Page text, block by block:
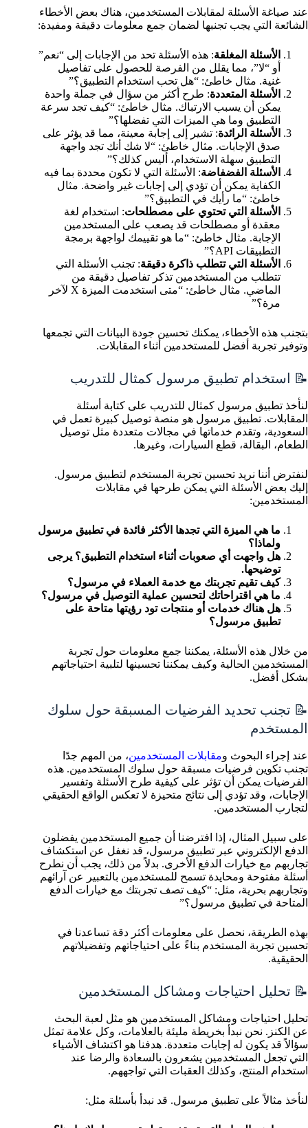
عند صياغة الأسئلة لمقابلات المستخدمين، هناك بعض الأخطاء
الشائعة التي يجب تجنبها لضمان جمع معلومات دقيقة ومفيدة:
الأسئلة المغلقة: هذه الأسئلة تحد من الإجابات إلى “نعم”
أو “لا”، مما يقلل من الفرصة للحصول على تفاصيل
غنية. مثال خاطئ: “هل تحب استخدام التطبيق؟”
الأسئلة المتعددة: طرح أكثر من سؤال في جملة واحدة
يمكن أن يسبب الارتباك. مثال خاطئ: “كيف تجد سرعة
التطبيق وما هي الميزات التي تفضلها؟”
الأسئلة الرائدة: تشير إلى إجابة معينة، مما قد يؤثر على
صدق الإجابات. مثال خاطئ: “لا شك أنك تجد واجهة
التطبيق سهلة الاستخدام، أليس كذلك؟”
الأسئلة الفضفاضة: الأسئلة التي لا تكون محددة بما فيه
الكفاية يمكن أن تؤدي إلى إجابات غير واضحة. مثال
خاطئ: “ما رأيك في التطبيق؟”
الأسئلة التي تحتوي على مصطلحات: استخدام لغة
معقدة أو مصطلحات قد يصعب على المستخدمين
الإجابة. مثال خاطئ: “ما هو تقييمك لواجهة برمجة
التطبيقات API؟”
الأسئلة التي تتطلب ذاكرة دقيقة: تجنب الأسئلة التي
تتطلب من المستخدمين تذكر تفاصيل دقيقة من
الماضي. مثال خاطئ: “متى استخدمت الميزة X لآخر
مرة؟”
بتجنب هذه الأخطاء، يمكنك تحسين جودة البيانات التي تجمعها
وتوفير تجربة أفضل للمستخدمين أثناء المقابلات.
📝 استخدام تطبيق مرسول كمثال للتدريب
لنأخذ تطبيق مرسول كمثال للتدريب على كتابة أسئلة
المقابلات. تطبيق مرسول هو منصة توصيل كبيرة تعمل في
السعودية، وتقدم خدماتها في مجالات متعددة مثل توصيل
الطعام، البقالة، قطع السيارات، وغيرها.
لنفترض أننا نريد تحسين تجربة المستخدم لتطبيق مرسول.
إليك بعض الأسئلة التي يمكن طرحها في مقابلات
المستخدمين:
ما هي الميزة التي تجدها الأكثر فائدة في تطبيق مرسول
ولماذا؟
هل واجهت أي صعوبات أثناء استخدام التطبيق؟ يرجى
توضيحها.
كيف تقيم تجربتك مع خدمة العملاء في مرسول؟
ما هي اقتراحاتك لتحسين عملية التوصيل في مرسول؟
هل هناك خدمات أو منتجات تود رؤيتها متاحة على
تطبيق مرسول؟
من خلال هذه الأسئلة، يمكننا جمع معلومات حول تجربة
المستخدمين الحالية وكيف يمكننا تحسينها لتلبية احتياجاتهم
بشكل أفضل.
📝 تجنب تحديد الفرضيات المسبقة حول سلوك
المستخدم
عند إجراء البحوث ومقابلات المستخدمين، من المهم جدًا
تجنب تكوين فرضيات مسبقة حول سلوك المستخدمين. هذه
الفرضيات يمكن أن تؤثر على كيفية طرح الأسئلة وتفسير
الإجابات، وقد تؤدي إلى نتائج متحيزة لا تعكس الواقع الحقيقي
لتجارب المستخدمين.
على سبيل المثال، إذا افترضنا أن جميع المستخدمين يفضلون
الدفع الإلكتروني عبر تطبيق مرسول، قد نغفل عن استكشاف
تجاربهم مع خيارات الدفع الأخرى. بدلاً من ذلك، يجب أن نطرح
أسئلة مفتوحة ومحايدة تسمح للمستخدمين بالتعبير عن آرائهم
وتجاربهم بحرية، مثل: “كيف تصف تجربتك مع خيارات الدفع
المتاحة في تطبيق مرسول؟”
بهذه الطريقة، نحصل على معلومات أكثر دقة تساعدنا في
تحسين تجربة المستخدم بناءً على احتياجاتهم وتفضيلاتهم
الحقيقية.
📝 تحليل احتياجات ومشاكل المستخدمين
تحليل احتياجات ومشاكل المستخدمين هو مثل لعبة البحث
عن الكنز. نحن نبدأ بخريطة مليئة بالعلامات، وكل علامة تمثل
سؤالاً قد يكون له إجابات متعددة. هدفنا هو اكتشاف الأشياء
التي تجعل المستخدمين يشعرون بالسعادة والرضا عند
استخدام المنتج، وكذلك العقبات التي تواجههم.
لنأخذ مثالاً على تطبيق مرسول. قد نبدأ بأسئلة مثل: